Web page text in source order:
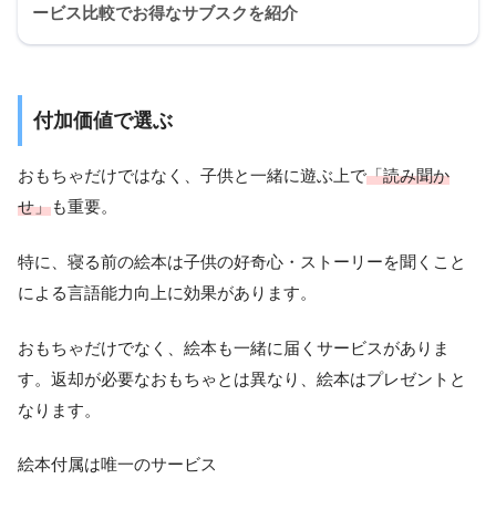
ービス比較でお得なサブスクを紹介
付加価値で選ぶ
おもちゃだけではなく、子供と一緒に遊ぶ上で「読み聞か
せ」も重要。
特に、寝る前の絵本は子供の好奇心・ストーリーを聞くこと
による言語能力向上に効果があります。
おもちゃだけでなく、絵本も一緒に届くサービスがありま
す。返却が必要なおもちゃとは異なり、絵本はプレゼントと
なります。
絵本付属は唯一のサービス